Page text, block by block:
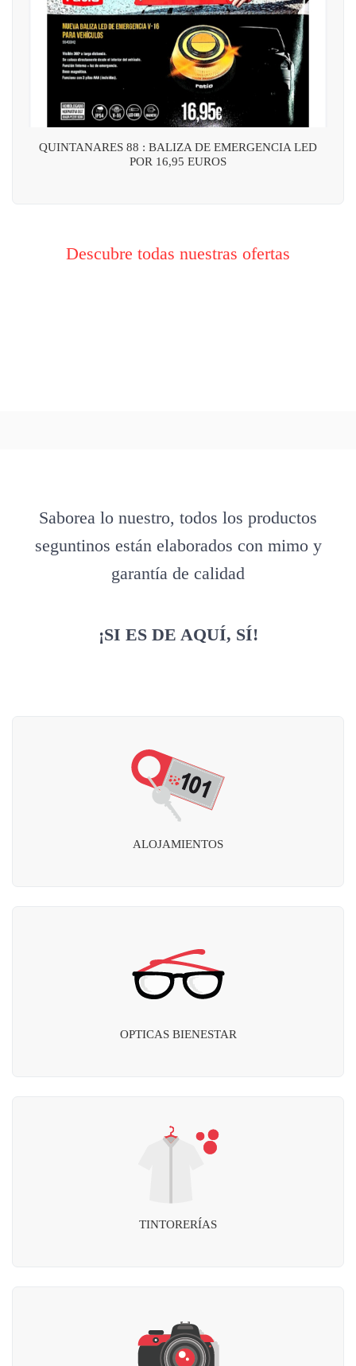
QUINTANARES 88 : BALIZA DE EMERGENCIA LED
POR 16,95 EUROS
Descubre todas nuestras ofertas
Saborea lo nuestro, todos los productos
seguntinos están elaborados con mimo y
garantía de calidad
¡SI ES DE AQUÍ, SÍ!
ALOJAMIENTOS
OPTICAS BIENESTAR
TINTORERÍAS